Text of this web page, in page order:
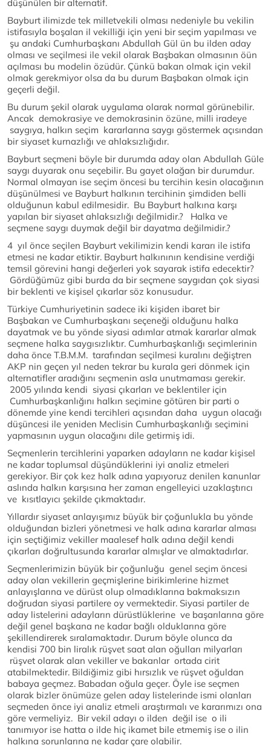
düşünülen bir alternatif.
Bayburt ilimizde tek milletvekili olması nedeniyle bu vekilin
istifasıyla boşalan il vekilliği için yeni bir seçim yapılması ve
şu andaki Cumhurbaşkanı Abdullah Gül ün bu ilden aday
olması ve seçilmesi ile vekil olarak Başbakan olmasının öün
açılması bu modelin özüdür. Çünkü bakan olmak için vekil
olmak gerekmiyor olsa da bu durum Başbakan olmak için
geçerli değil.
Bu durum şekil olarak uygulama olarak normal görünebilir.
Ancak demokrasiye ve demokrasinin özüne, milli iradeye
saygıya, halkın seçim kararlarına saygı göstermek açısından
bir siyaset kurnazlığı ve ahlaksızlığıdır.
Bayburt seçmeni böyle bir durumda aday olan Abdullah Güle
saygı duyarak onu seçebilir. Bu gayet olağan bir durumdur.
Normal olmayan ise seçim öncesi bu tercihin kesin olacağının
düşünülmesi ve Bayburt halkının tercihinin şimdiden belli
olduğunun kabul edilmesidir. Bu Bayburt halkına karşı
yapılan bir siyaset ahlaksızlığı değilmidir.? Halka ve
seçmene saygı duymak değil bir dayatma değilmidir.?
4 yıl önce seçilen Bayburt vekilimizin kendi kararı ile istifa
etmesi ne kadar etiktir. Bayburt halkınının kendisine verdiği
temsil görevini hangi değerleri yok sayarak istifa edecektir?
Gördüğümüz gibi burda da bir seçmene saygıdan çok siyasi
bir beklenti ve kişisel çıkarlar söz konusudur.
Türkiye Cumhuriyetinin sadece iki kişiden ibaret bir
Başbakan ve Cumhurbaşkanı seçeneği olduğunu halka
dayatmak ve bu yönde siyasi adımlar atmak kararlar almak
seçmene halka saygısızlıktır. Cumhurbaşkanlığı seçimlerinin
daha önce T.B.M.M. tarafından seçilmesi kuralını değiştren
AKP nin geçen yıl neden tekrar bu kurala geri dönmek için
alternatifler aradığını seçmenin asla unutmaması gerekir.
2005 yılında kendi siyasi çıkarları ve beklentiler için
Cumhurbaşkanlığını halkın seçimine götüren bir parti o
dönemde yine kendi tercihleri açısından daha uygun olacağı
düşüncesi ile yeniden Meclisin Cumhurbaşkanlığı seçimini
yapmasının uygun olacağını dile getirmiş idi.
Seçmenlerin tercihlerini yaparken adayların ne kadar kişisel
ne kadar toplumsal düşündüklerini iyi analiz etmeleri
gerekiyor. Bir çok kez halk adına yapıyoruz denilen kanunlar
aslında halkın karşısına her zaman engelleyici uzaklaştırıcı
ve kısıtlayıcı şekilde çıkmaktadır.
Yıllardır siyaset anlayışımız büyük bir çoğunlukla bu yönde
olduğundan bizleri yönetmesi ve halk adına kararlar alması
için seçtiğimiz vekiller maalesef halk adına değil kendi
çıkarları doğrultusunda kararlar almışlar ve almaktadırlar.
Seçmenlerimizin büyük bir çoğunluğu genel seçim öncesi
aday olan vekillerin geçmişlerine birikimlerine hizmet
anlayışlarına ve dürüst olup olmadıklarına bakmaksızın
doğrudan siyasi partilere oy vermektedir. Siyasi partiler de
aday listelerini adayların dürüstlüklerine ve başarılarına göre
değil genel başkana ne kadar bağlı olduklarına göre
şekillendirerek sıralamaktadır. Durum böyle olunca da
kendisi 700 bin liralık rüşvet saat alan oğulları milyarları
rüşvet olarak alan vekiller ve bakanlar ortada cirit
atabilmektedir. Bildiğimiz gibi hırsızlık ve rüşvet oğuldan
babaya geçmez. Babadan oğula geçer. Öyle ise seçmen
olarak bizler önümüze gelen aday listelerinde ismi olanları
seçmeden önce iyi analiz etmeli araştırmalı ve kararımızı ona
göre vermeliyiz. Bir vekil adayı o ilden değil ise o ili
tanımıyor ise hatta o ilde hiç ikamet bile etmemiş ise o ilin
halkına sorunlarına ne kadar çare olabilir.